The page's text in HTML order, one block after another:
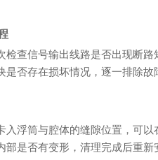
查信号输出线路是否出现断
否存在损坏情况，逐一排除故
浮筒与腔体的缝隙位置，可
是否有变形，清理完成后重新